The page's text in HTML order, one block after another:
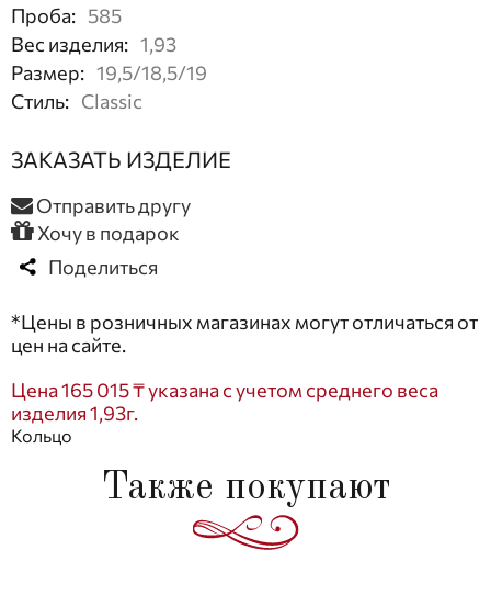
Проба: 585
Вес изделия: 1,93
Размер: 19,5/18,5/19
Стиль: Classic
ЗАКАЗАТЬ ИЗДЕЛИЕ
Отправить другу
Хочу в подарок
Поделиться
*Цены в розничных магазинах могут отличаться от
цен на сайте.
Цена 165 015 ₸ указана с учетом среднего веса
изделия 1,93г.
Кольцо
Также покупают